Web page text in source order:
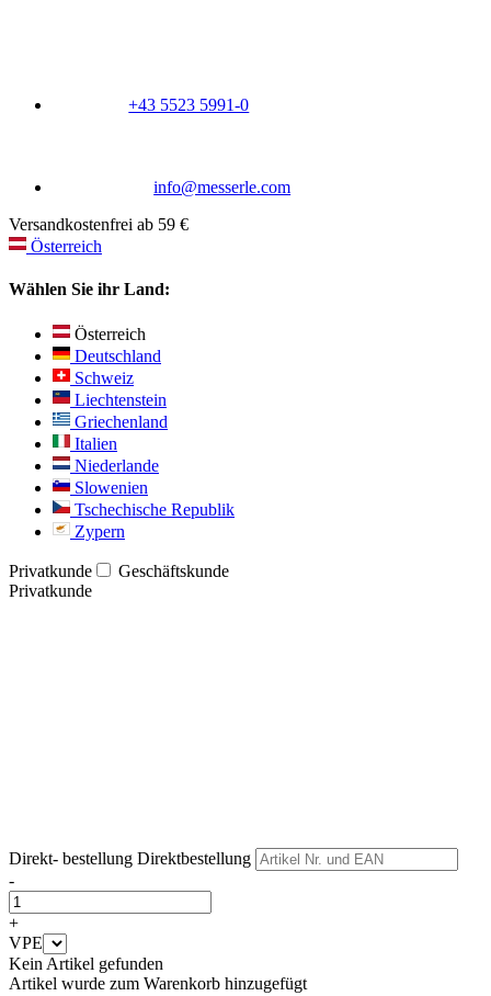
+43 5523 5991-0
info@messerle.com
Versandkostenfrei ab 59 €
Österreich
Wählen Sie ihr Land:
Österreich
Deutschland
Schweiz
Liechtenstein
Griechenland
Italien
Niederlande
Slowenien
Tschechische Republik
Zypern
Privatkunde
Geschäftskunde
Privatkunde
Direkt- bestellung Direktbestellung
-
+
VPE
Kein Artikel gefunden
Artikel wurde zum Warenkorb hinzugefügt